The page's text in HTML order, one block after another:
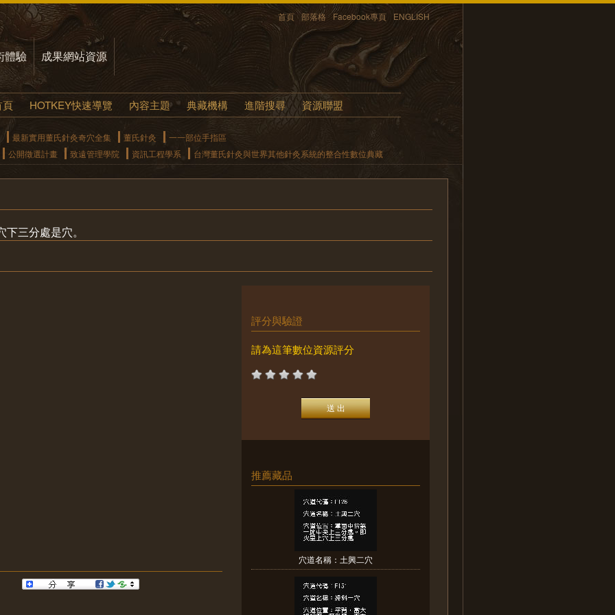
首頁 部落格 Facebook專頁 ENGLISH
體驗 成果網站資源
HOTKEY快速導覽 內容主題 典藏機構 進階搜尋 資源聯盟
最新實用董氏針灸奇穴全集 董氏針灸
一一部位手指區
公開徵選計畫
致遠管理學院 資訊工程學系 台灣董氏針灸與世界其他針灸系統的整合性數位典藏
三分處是穴。
評分與驗證
請為這筆數位資源評分
推薦藏品
穴道名稱：土興二穴